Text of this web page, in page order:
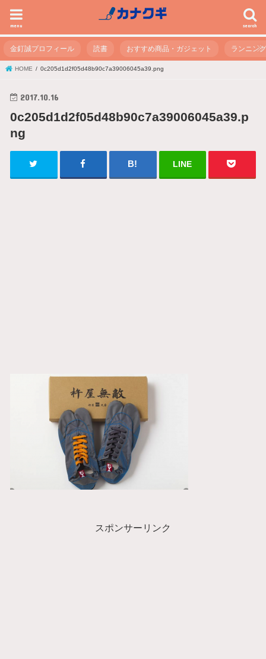
search
menu
金釘誠プロフィール 読書 おすすめ商品・ガジェット ランニング
HOME 0c205d1d2f05d48b90c7a39006045a39.png
2017.10.16
0c205d1d2f05d48b90c7a39006045a39.p
ng
LINE
スポンサーリンク